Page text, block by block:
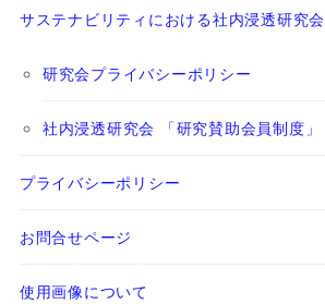
サステナビリティにおける社内浸透研究会
研究会プライバシーポリシー
社内浸透研究会 「研究賛助会員制度」
プライバシーポリシー
お問合せページ
使用画像について